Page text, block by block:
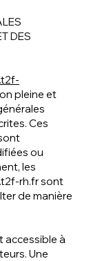
DES
pleine et
Ces
ou
les
rh.frsont
de manière
accessible à
Une